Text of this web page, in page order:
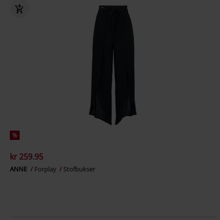
%
kr 259.95
ANNE Forplay Stofbukser